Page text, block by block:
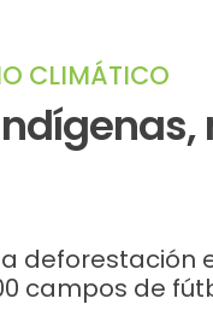
CLIMÁTICO
campos de